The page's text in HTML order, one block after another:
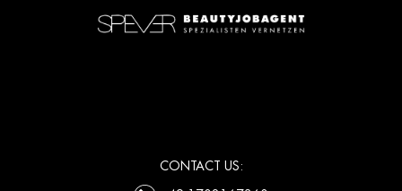
CONTACT US: